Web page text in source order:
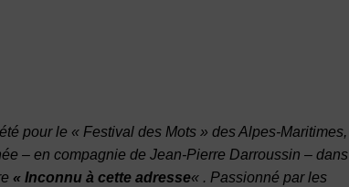
pour le « Festival des Mots » des Alpes-Maritimes,
– en compagnie de Jean-Pierre Darroussin – dans
« Inconnu à cette adresse« . Passionné par les